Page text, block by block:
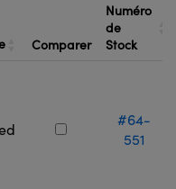
Comparer
Numéro
de
Stock
#64-
551